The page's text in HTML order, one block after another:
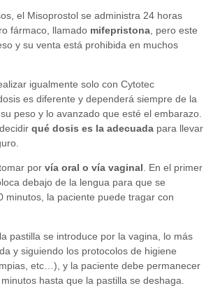
el Misoprostol se administra 24 horas
fármaco, llamado mifepristona , pero este
y su venta está prohibida en muchos
igualmente solo con Cytotec
es diferente y dependerá siempre de la
peso y lo avanzado que esté el embarazo.
qué dosis es la adecuada para llevar
por vía oral o vía vaginal . En el primer
debajo de la lengua para que se
minutos, la paciente puede tragar con
pastilla se introduce por la vagina, lo más
y siguiendo los protocolos de higiene
etc…), y la paciente debe permanecer
hasta que la pastilla se deshaga.